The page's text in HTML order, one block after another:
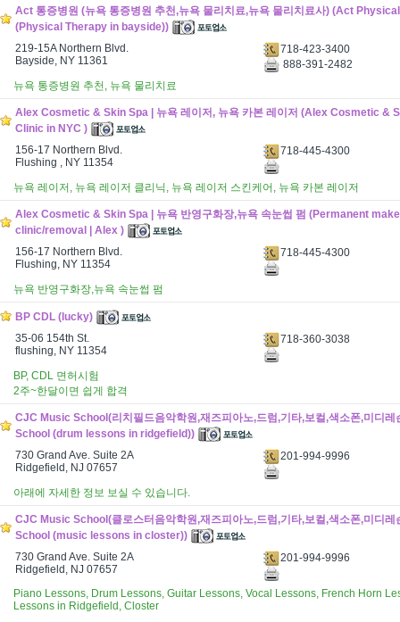
Act 통증병원 (뉴욕 통증병원 추천,뉴욕 물리치료,뉴욕 물리치료사) (Act
(Physical Therapy in bayside))
219-15A Northern Blvd.
Bayside, NY 11361
718-423-3400
888-391-2482
뉴욕 통증병원 추천, 뉴욕 물리치료
Alex Cosmetic & Skin Spa | 뉴욕 레이저, 뉴욕 카본 레이저 (Alex Cosmetic &
Clinic in NYC )
156-17 Northern Blvd.
Flushing , NY 11354
718-445-4300
뉴욕 레이저, 뉴욕 레이저 클리닉, 뉴욕 레이저 스킨케어, 뉴욕 카본 레이저
Alex Cosmetic & Skin Spa | 뉴욕 반영구화장,뉴욕 속눈썹 펌 (Permanent
clinic/removal | Alex )
156-17 Northern Blvd.
Flushing, NY 11354
718-445-4300
뉴욕 반영구화장,뉴욕 속눈썹 펌
BP CDL (lucky)
35-06 154th St.
flushing, NY 11354
718-360-3038
BP, CDL 면허시험
2주~한달이면 쉽게 합격
CJC Music School(리치필드음악학원,재즈피아노,드럼,기타,보컬,색소폰,미디
School (drum lessons in ridgefield))
730 Grand Ave. Suite 2A
Ridgefield, NJ 07657
201-994-9996
아래에 자세한 정보 보실 수 있습니다.
CJC Music School(클로스터음악학원,재즈피아노,드럼,기타,보컬,색소폰,미디
School (music lessons in closter))
730 Grand Ave. Suite 2A
Ridgefield, NJ 07657
201-994-9996
Piano Lessons, Drum Lessons, Guitar Lessons, Vocal Lessons, French Horn
Lessons in Ridgefield, Closter